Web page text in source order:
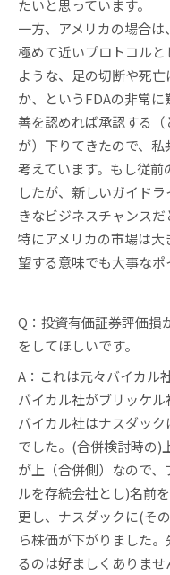
たいと思っています。
一方、アメリカの場合
極めて近いプロトコル
ような、足の切断や死
か、というFDAの非常
善を認めれば承認する
が）下りてきたので、
考えています。もし従
したが、新しいガイド
きなビジネスチャンスだ
特にアメリカの市場は
望する意味でも大事なポ
Q：投資有価証券評価損
をしてほしいです。
A：これは元々バイカル
バイカル社がブリッケル
バイカル社はナスダッ
でした。(合併検討時の)
が上（合併側）なので
ルを存続会社とし)名前
更し、ナスダックに(そ
ら株価が下がりました
るのは好ましくありま